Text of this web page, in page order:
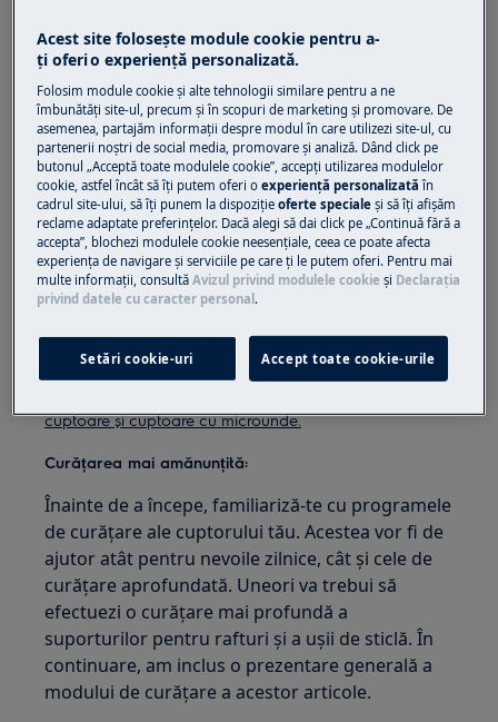
Interiorul cuptorului:În mod ideal, acesta
trebuie curățat după fiecare utilizare.
Șterge pereții și ușa interioară de sticlă cu
o lavetă moale.
Partea frontală a cuptorului:curăță-o cu
o lavetă moale, apă caldă și o soluție de
curățare delicată.
Suprafețele metalice:Folosește o soluție
de curățare pentru curățarea acestora.
Îndepărtarea petelor:
Curăță petele cu o
Pentru partea din față a cuptorului, suprafețe
cuptoare și cuptoare cu microunde.
Curățarea mai amănunțită:
Înainte de a începe, familiariză-te cu programele
de curățare ale cuptorului tău. Acestea vor fi de
ajutor atât pentru nevoile zilnice, cât și cele de
curățare aprofundată. Uneori va trebui să
efectuezi o curățare mai profundă a
suporturilor pentru rafturi și a ușii de sticlă. În
continuare, am inclus o prezentare generală a
modului de curățare a acestor articole.
Acest site folosește module cookie pentru a-
ţi oferi o experienţă personalizată.
Folosim module cookie și alte tehnologii similare pentru a ne
îmbunătăţi site-ul, precum și în scopuri de marketing și promovare. De
asemenea, partajăm informaţii despre modul în care utilizezi site-ul, cu
partenerii noștri de social media, promovare și analiză. Dând click pe
butonul „Acceptă toate modulele cookie”, accepţi utilizarea modulelor
cookie, astfel încât să îţi putem oferi oexperienţă personalizată în
cadrul site-ului, să îţi punem la dispoziţieoferte speciale și să îţi afișăm
reclame adaptate preferinţelor. Dacă alegi să dai click pe „Continuă fără a
accepta”, blochezi modulele cookie neesenţiale, ceea ce poate afecta
experienţa de navigare și serviciile pe care ţi le putem oferi. Pentru mai
multe informaţii, consultăAvizul privind modulele cookie și Declaraţia
privind datele cu caracter personal.
Setări cookie-uri Accept toate cookie-urile